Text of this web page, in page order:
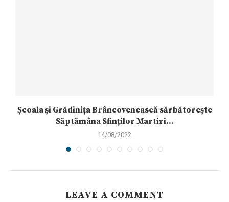
Școala și Grădinița Brâncovenească sărbătorește
Săptămâna Sfinților Martiri...
14/08/2022
LEAVE A COMMENT